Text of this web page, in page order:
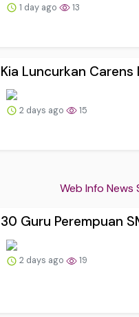
1 day ago 13
Kia Luncurkan Carens
2 days ago 15
Web Info News
30 Guru Perempuan
2 days ago 19